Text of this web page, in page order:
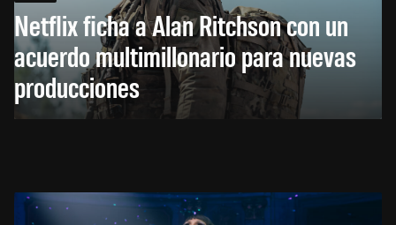
Netflix ficha a Alan Ritchson con un
acuerdo multimillonario para nuevas
producciones